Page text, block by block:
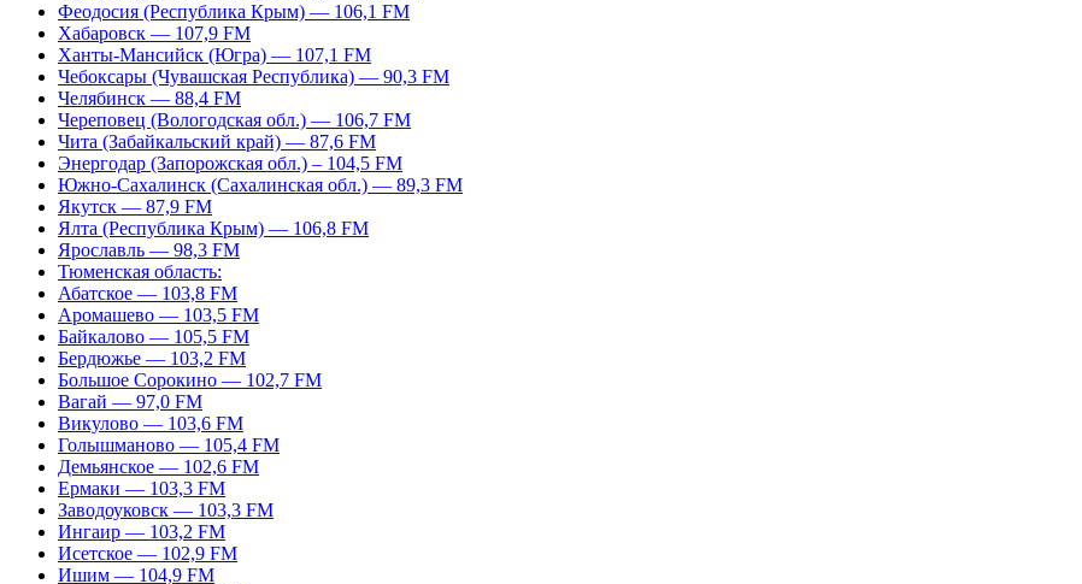
Феодосия (Республика Крым) — 106,1 FM
Хабаровск — 107,9 FM
Ханты-Мансийск (Югра) — 107,1 FM
Чебоксары (Чувашская Республика) — 90,3 FM
Челябинск — 88,4 FM
Череповец (Вологодская обл.) — 106,7 FM
Чита (Забайкальский край) — 87,6 FM
Энергодар (Запорожская обл.) – 104,5 FM
Южно-Сахалинск (Сахалинская обл.) — 89,3 FM
Якутск — 87,9 FM
Ялта (Республика Крым) — 106,8 FM
Ярославль — 98,3 FM
Тюменская область:
Абатское — 103,8 FM
Аромашево — 103,5 FM
Байкалово — 105,5 FM
Бердюжье — 103,2 FM
Большое Сорокино — 102,7 FM
Вагай — 97,0 FM
Викулово — 103,6 FM
Голышманово — 105,4 FM
Демьянское — 102,6 FM
Ермаки — 103,3 FM
Заводоуковск — 103,3 FM
Ингаир — 103,2 FM
Исетское — 102,9 FM
Ишим — 104,9 FM